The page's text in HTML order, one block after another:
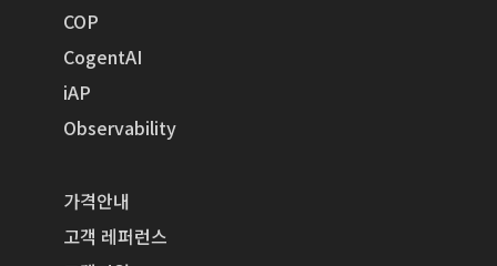
COP
CogentAI
iAP
Observability
가격안내
고객 레퍼런스